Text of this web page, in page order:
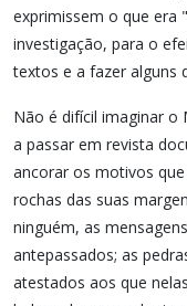
exprimissem o que era
investigação, para o
textos e a fazer alguns
Não é difícil imaginar o
a passar em revista
ancorar os motivos
rochas das suas
ninguém, as
antepassados; as
atestados aos que